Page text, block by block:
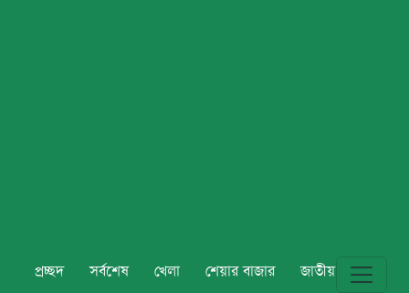
প্রচ্ছদ সর্বশেষ খেলা শেয়ার বাজার জাতীয় বিশ্ব